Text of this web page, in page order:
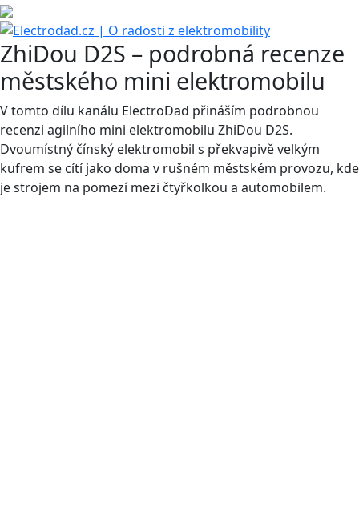
ZhiDou D2S – podrobná recenze
městského mini elektromobilu
V tomto dílu kanálu ElectroDad přináším podrobnou
recenzi agilního mini elektromobilu ZhiDou D2S.
Dvoumístný čínský elektromobil s překvapivě velkým
kufrem se cítí jako doma v rušném městském provozu, kde
je strojem na pomezí mezi čtyřkolkou a automobilem.